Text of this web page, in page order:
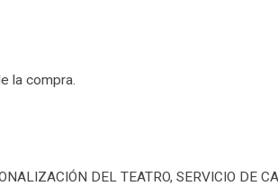
la compra.
DEL TEATRO, SERVICIO DE